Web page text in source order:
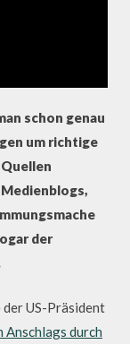
schon genau
um richtige
der
der US-Präsident
Anschlags durch